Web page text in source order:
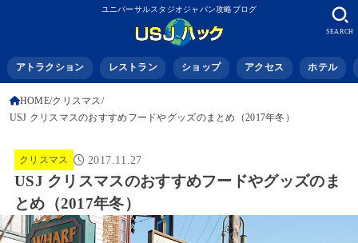
ユニバーサルスタジオジャパン攻略ブログ
アトラクション レストラン ショップ アクセス ホテル
SEARCH
HOME クリスマス
USJ クリスマスのおすすめフードやグッズのまとめ（2017年冬）
クリスマス 2017.11.27
USJ クリスマスのおすすめフードやグッズのま
とめ（2017年冬）